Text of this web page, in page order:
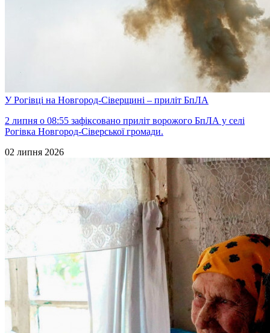
У Рогівці на Новгород-Сіверщині – приліт БпЛА
2 липня о 08:55 зафіксовано приліт ворожого БпЛА у селі
Рогівка Новгород-Сіверської громади.
02 липня 2026